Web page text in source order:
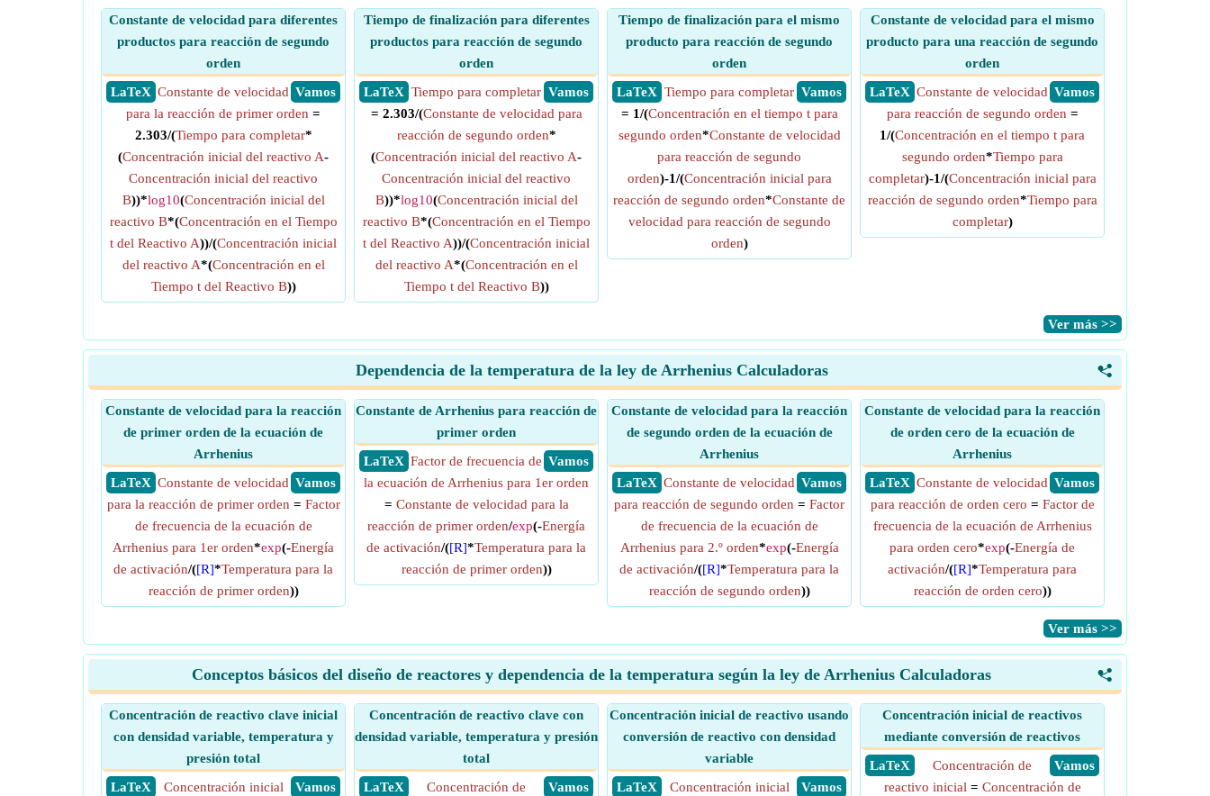
Constante de velocidad para diferentes
productos para reacción de segundo
orden
​ LaTeX
​ Vamos
Constante de velocidad
para la reacción de primer orden =
2.303/(Tiempo para completar*
(Concentración inicial del reactivo A-
Concentración inicial del reactivo
B))*log10(Concentración inicial del
reactivo B*(Concentración en el Tiempo
t del Reactivo A))/(Concentración inicial
del reactivo A*(Concentración en el
Tiempo t del Reactivo B))
Tiempo de finalización para diferentes
productos para reacción de segundo
orden
​ LaTeX
​ Vamos
Tiempo para completar
= 2.303/(Constante de velocidad para
reacción de segundo orden*
(Concentración inicial del reactivo A-
Concentración inicial del reactivo
B))*log10(Concentración inicial del
reactivo B*(Concentración en el Tiempo
t del Reactivo A))/(Concentración inicial
del reactivo A*(Concentración en el
Tiempo t del Reactivo B))
Tiempo de finalización para el mismo
producto para reacción de segundo
orden
​ LaTeX
​ Vamos
Tiempo para completar
= 1/(Concentración en el tiempo t para
segundo orden*Constante de velocidad
para reacción de segundo
orden)-1/(Concentración inicial para
reacción de segundo orden*Constante de
velocidad para reacción de segundo
orden)
Constante de velocidad para el mismo
producto para una reacción de segundo
orden
​ LaTeX
​ Vamos
Constante de velocidad
para reacción de segundo orden =
1/(Concentración en el tiempo t para
segundo orden*Tiempo para
completar)-1/(Concentración inicial para
reacción de segundo orden*Tiempo para
completar)
​Ver más >>
<
Dependencia de la temperatura de la ley de Arrhenius Calculadoras
Constante de velocidad para la reacción
de primer orden de la ecuación de
Arrhenius
​ LaTeX
​ Vamos
Constante de velocidad
para la reacción de primer orden = Factor
de frecuencia de la ecuación de
Arrhenius para 1er orden*exp(-Energía
de activación/([R]*Temperatura para la
reacción de primer orden))
Constante de Arrhenius para reacción de
primer orden
​ LaTeX
​ Vamos
Factor de frecuencia de
la ecuación de Arrhenius para 1er orden
= Constante de velocidad para la
reacción de primer orden/exp(-Energía
de activación/([R]*Temperatura para la
reacción de primer orden))
Constante de velocidad para la reacción
de segundo orden de la ecuación de
Arrhenius
​ LaTeX
​ Vamos
Constante de velocidad
para reacción de segundo orden = Factor
de frecuencia de la ecuación de
Arrhenius para 2.º orden*exp(-Energía
de activación/([R]*Temperatura para la
reacción de segundo orden))
Constante de velocidad para la reacción
de orden cero de la ecuación de
Arrhenius
​ LaTeX
​ Vamos
Constante de velocidad
para reacción de orden cero = Factor de
frecuencia de la ecuación de Arrhenius
para orden cero*exp(-Energía de
activación/([R]*Temperatura para
reacción de orden cero))
​Ver más >>
<
Conceptos básicos del diseño de reactores y dependencia de la temperatura según la ley de Arrhenius Calculadoras
Concentración de reactivo clave inicial
con densidad variable, temperatura y
presión total
​ LaTeX
​ Vamos
Concentración inicial
Concentración de reactivo clave con
densidad variable, temperatura y presión
total
​ LaTeX
​ Vamos
Concentración de
Concentración inicial de reactivo usando
conversión de reactivo con densidad
variable
​ LaTeX
​ Vamos
Concentración inicial
Concentración inicial de reactivos
mediante conversión de reactivos
​ LaTeX
​ Vamos
Concentración de
reactivo inicial = Concentración de